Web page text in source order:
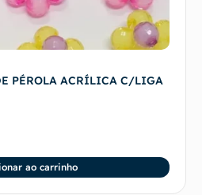
PÉROLA ACRÍLICA C/LIGA
ao carrinho